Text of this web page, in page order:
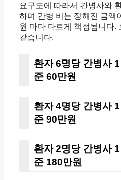
요구도에 따라서 간병사와
하며 간병 비는 정해진 금액
원 마다 다르게 책정됩니다.
같습니다.
환자 6명당 간병사
준 60만원
환자 4명당 간병사
준 90만원
환자 2명당 간병사
준 180만원